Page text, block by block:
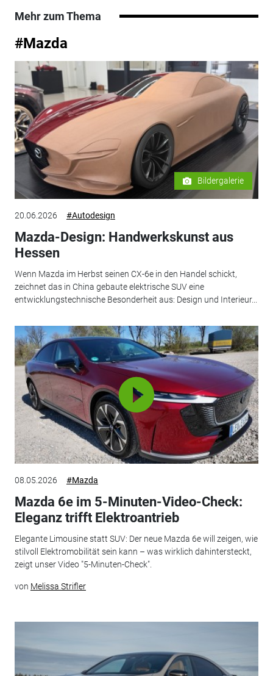
Mehr zum Thema
#Mazda
Bildergalerie
20.06.2026 #Autodesign
Mazda-Design: Handwerkskunst aus
Hessen
Wenn Mazda im Herbst seinen CX-6e in den Handel schickt,
zeichnet das in China gebaute elektrische SUV eine
entwicklungstechnische Besonderheit aus: Design und Interieur...
08.05.2026 #Mazda
Mazda 6e im 5-Minuten-Video-Check:
Eleganz trifft Elektroantrieb
Elegante Limousine statt SUV: Der neue Mazda 6e will zeigen, wie
stilvoll Elektromobilität sein kann – was wirklich dahintersteckt,
zeigt unser Video "5-Minuten-Check".
von Melissa Strifler